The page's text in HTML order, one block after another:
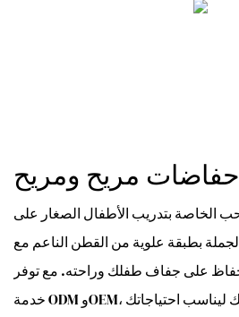
الخاصة بتدريب الأطفال الصغار على
بطبقة علوية من القطن الناعم مع
على جفاف طفلك وراحته. مع توفر
خدمة ODM وOEM، يمكنك تخصيص طلبك ليناسب احتياجاتك